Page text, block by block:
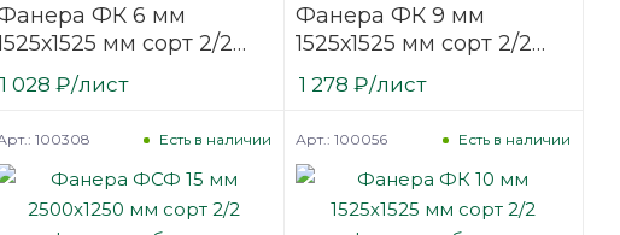
ФК 6 мм
мм сорт 2/2
шлифованная
березовая
1 028 ₽/лист
Фанера ФК 9 мм
1525х1525 мм сорт 2/2
шлифованная
березовая
1 278 ₽/лист
Есть в наличии
100308 Есть в наличии
Арт.: 100056